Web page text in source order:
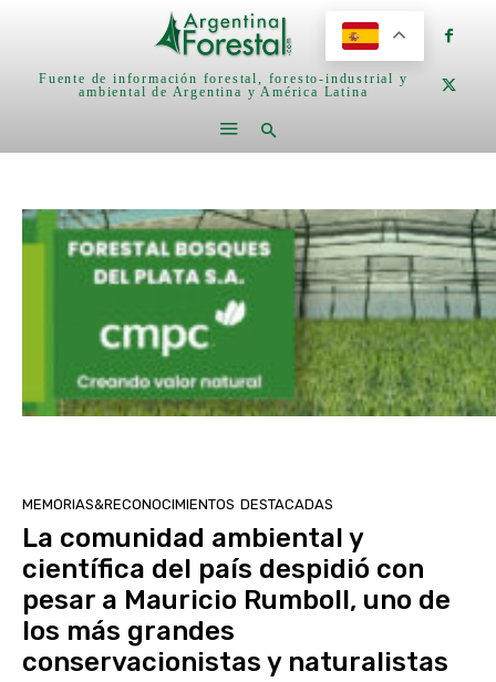
Fuente de información forestal, foresto-industrial y
ambiental de Argentina y América Latina
MEMORIAS&RECONOCIMIENTOS DESTACADAS
La comunidad ambiental y
científica del país despidió con
pesar a Mauricio Rumboll, uno de
los más grandes
conservacionistas y naturalistas